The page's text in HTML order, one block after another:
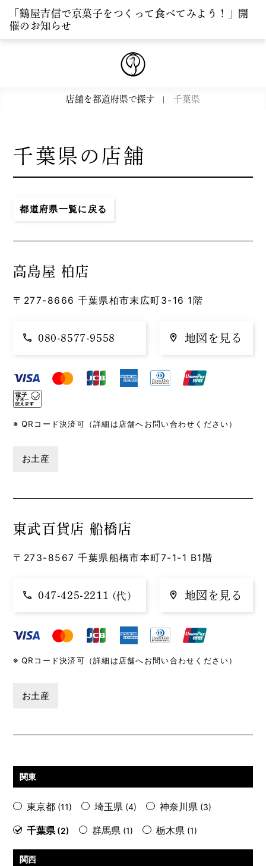
「鶴屋吉信で京菓子をつくって食べてみよう！」開
催のお知らせ
千葉県の店舗
都道府県一覧に戻る
高島屋 柏店
〒277-8666 千葉県柏市末広町3-16 1階
080-8577-9558 地図を見る
QRコード決済可（詳細は店舗へお問い合わせください）
お土産
東武百貨店 船橋店
〒273-8567 千葉県船橋市本町7-1-1 B1階
047-425-2211 (代) 地図を見る
QRコード決済可（詳細は店舗へお問い合わせください）
お土産
関東
東京都(11) 埼玉県 (4) 神奈川県 (3)
千葉県(2) 群馬県 (1) 栃木県 (1)
関西
店舗を都道府県で探す 千葉県